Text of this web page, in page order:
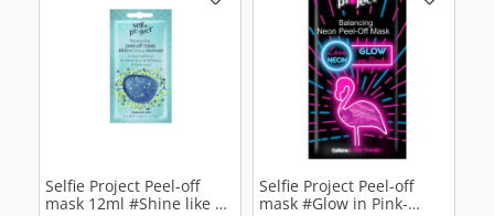
Selfie Project Peel-off
mask 12ml #Shine like a
Selfie Project Peel-off
mask #Glow in Pink-